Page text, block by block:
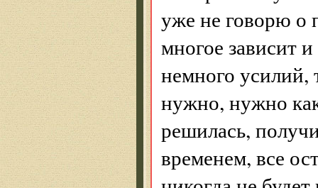
уже не говорю о
многое зависит
немного усилий,
нужно, нужно
решилась,
временем, все